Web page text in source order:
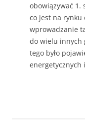
obowiązywać 1.
co jest na rynku
wprowadzanie
do wielu innych
tego było
energetycznych